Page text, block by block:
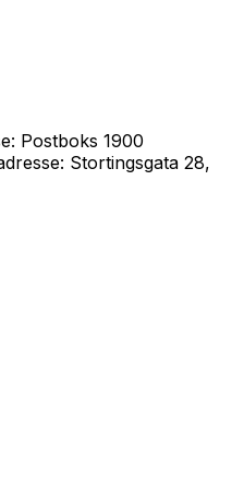
Postboks 1900
Stortingsgata 28,